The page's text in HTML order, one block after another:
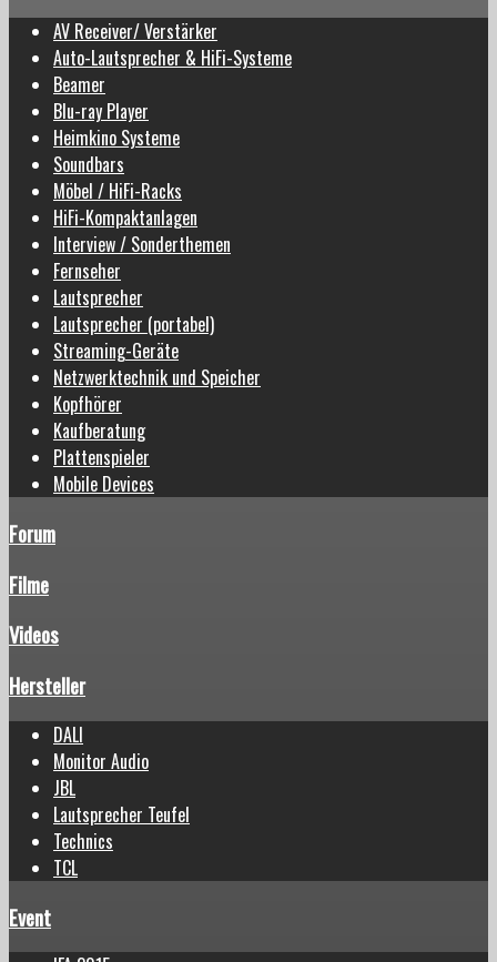
AV Receiver/ Verstärker
Auto-Lautsprecher & HiFi-Systeme
Beamer
Blu-ray Player
Heimkino Systeme
Soundbars
Möbel / HiFi-Racks
HiFi-Kompaktanlagen
Interview / Sonderthemen
Fernseher
Lautsprecher
Lautsprecher (portabel)
Streaming-Geräte
Netzwerktechnik und Speicher
Kopfhörer
Kaufberatung
Plattenspieler
Mobile Devices
Forum
Filme
Videos
Hersteller
DALI
Monitor Audio
JBL
Lautsprecher Teufel
Technics
TCL
Event